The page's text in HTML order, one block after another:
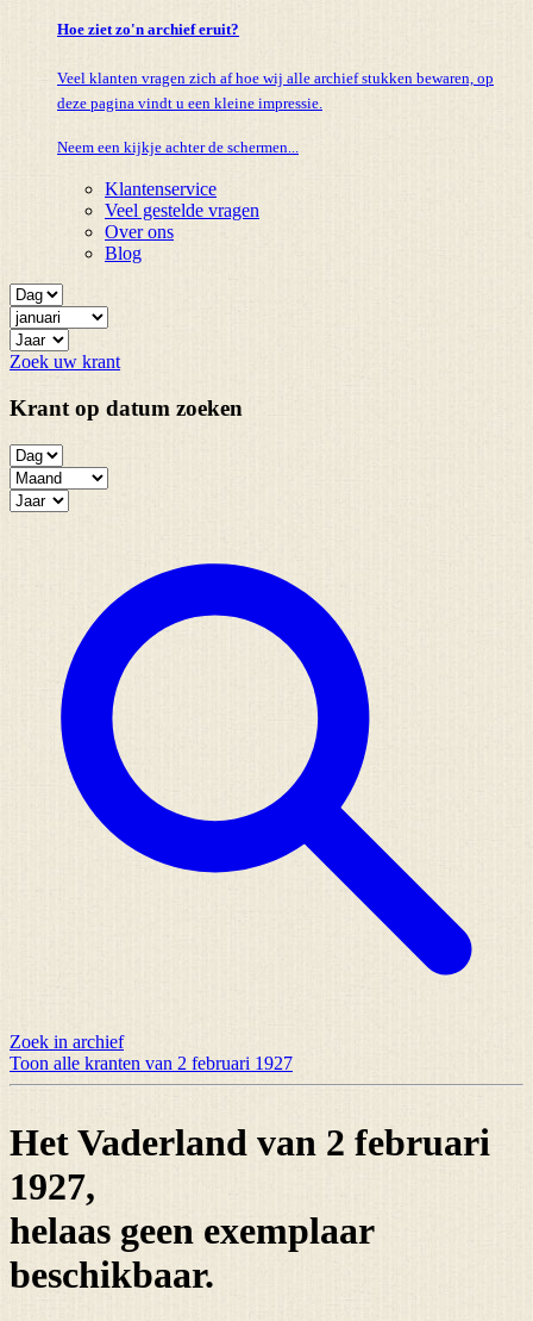
Hoe ziet zo'n archief eruit?
Veel klanten vragen zich af hoe wij alle archief stukken bewaren, op
deze pagina vindt u een kleine impressie.
Neem een kijkje achter de schermen...
Klantenservice
Veel gestelde vragen
Over ons
Blog
Zoek uw krant
Krant op datum zoeken
Zoek in archief
Toon alle kranten van 2 februari 1927
Het Vaderland van 2 februari
1927,
helaas geen exemplaar
beschikbaar.